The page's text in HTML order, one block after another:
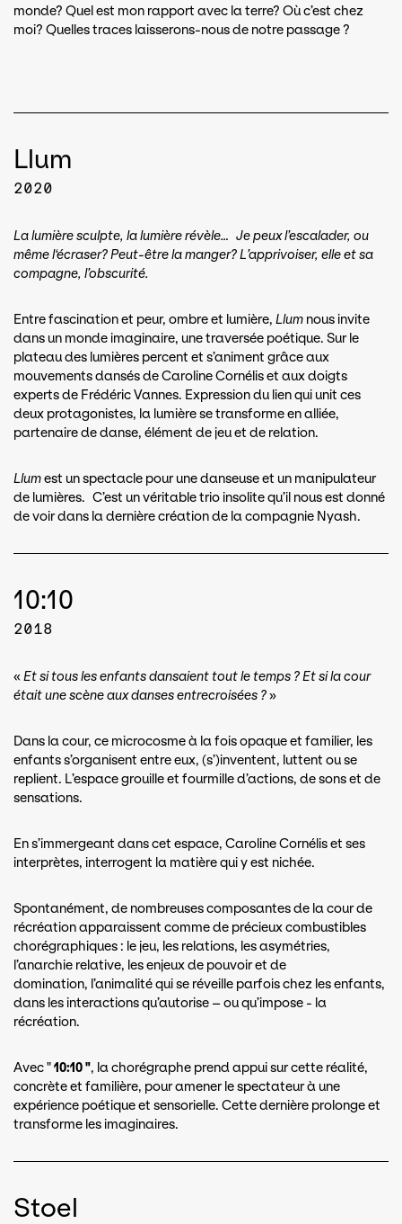
monde? Quel est mon rapport avec la terre? Où c’est chez
moi? Quelles traces laisserons-nous de notre passage ?
Llum
2020
La lumière sculpte, la lumière révèle… Je peux l’escalader, ou
même l‘écraser? Peut-être la manger? L’apprivoiser, elle et sa
compagne, l’obscurité.
Entre fascination et peur, ombre et lumière, Llum nous invite
dans un monde imaginaire, une traversée poétique. Sur le
plateau des lumières percent et s’animent grâce aux
mouvements dansés de Caroline Cornélis et aux doigts
experts de Frédéric Vannes. Expression du lien qui unit ces
deux protagonistes, la lumière se transforme en alliée,
partenaire de danse, élément de jeu et de relation.
Llumest un spectacle pour une danseuse et un manipulateur
de lumières. C’est un véritable trio insolite qu’il nous est donné
de voir dans la dernière création de la compagnie Nyash.
10:10
2018
«Et si tous les enfants dansaient tout le temps ? Et si la cour
était une scène aux danses entrecroisées ?»
Dans la cour, ce microcosme à la fois opaque et familier, les
enfants s’organisent entre eux, (s’)inventent, luttent ou se
replient. L’espace grouille et fourmille d’actions, de sons et de
sensations.
En s’immergeant dans cet espace, Caroline Cornélis et ses
interprètes, interrogent la matière qui y est nichée.
Spontanément, de nombreuses composantes de la cour de
récréation apparaissent comme de précieux combustibles
chorégraphiques : le jeu, les relations, les asymétries,
l’anarchie relative, les enjeux de pouvoir et de
domination, l’animalité qui se réveille parfois chez les enfants,
dans les interactions qu’autorise – ou qu’impose - la
récréation.
Avec "10:10 ", la chorégraphe prend appui sur cette réalité,
concrète et familière, pour amener le spectateur à une
expérience poétique et sensorielle. Cette dernière prolonge et
transforme les imaginaires.
Stoel